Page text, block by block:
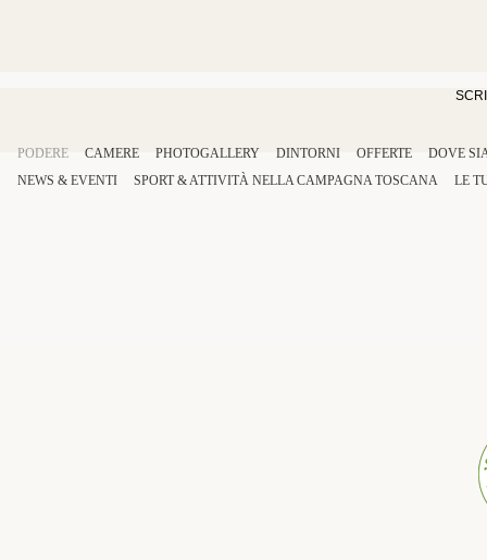
PODERE CAMERE PHOTOGALLERY DINTORNI OFFERTE
DOVE
NEWS & EVENTI
SPORT&ATTIVITÀ NELLACAMPAGNA TOSCANA LE